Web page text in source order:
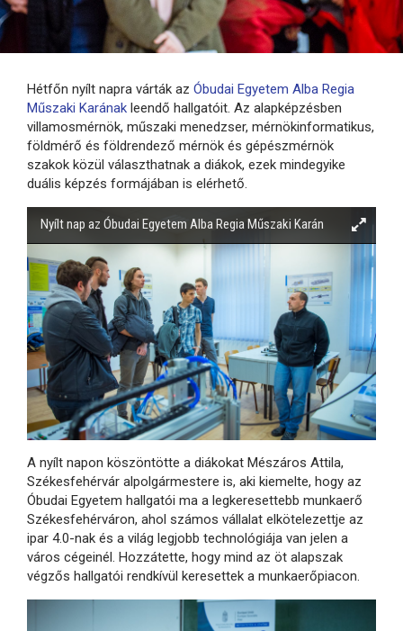
Hétfőn nyílt napra várták az Óbudai Egyetem Alba Regia
Műszaki Karának leendő hallgatóit. Az alapképzésben
villamosmérnök, műszaki menedzser, mérnökinformatikus,
földmérő és földrendező mérnök és gépészmérnök
szakok közül választhatnak a diákok, ezek mindegyike
duális képzés formájában is elérhető.
Nyílt nap az Óbudai Egyetem Alba Regia Műszaki Karán
A nyílt napon köszöntötte a diákokat Mészáros Attila,
Székesfehérvár alpolgármestere is, aki kiemelte, hogy az
Óbudai Egyetem hallgatói ma a legkeresettebb munkaerő
Székesfehérváron, ahol számos vállalat elkötelezettje az
ipar 4.0-nak és a világ legjobb technológiája van jelen a
város cégeinél. Hozzátette, hogy mind az öt alapszak
végzős hallgatói rendkívül keresettek a munkaerőpiacon.